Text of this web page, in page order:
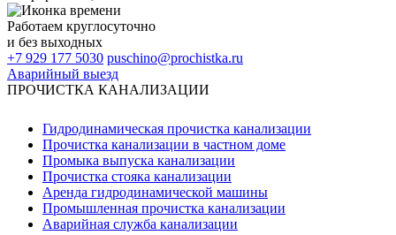
Работаем круглосуточно
и без выходных
+7 929 177 5030 puschino@prochistka.ru
Аварийный выезд
ПРОЧИСТКА КАНАЛИЗАЦИИ
Гидродинамическая прочистка канализации
Прочистка канализации в частном доме
Промыка выпуска канализации
Прочистка стояка канализации
Аренда гидродинамической машины
Промышленная прочистка канализации
Аварийная служба канализации